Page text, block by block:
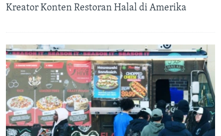
Kreator Konten Restoran Halal di Amerika